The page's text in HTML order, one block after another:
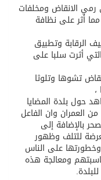
رمي الانقاض ومخلفات
مما أثر على نظافة
الرقابة وتطبيق
أثرت سلبا على
تشوها وتلوثا
حول بلدة المضايا
العمران وان الفاعل
بالإضافة إلى
للتلف وظهور
على الناس
ومعالجة هذه